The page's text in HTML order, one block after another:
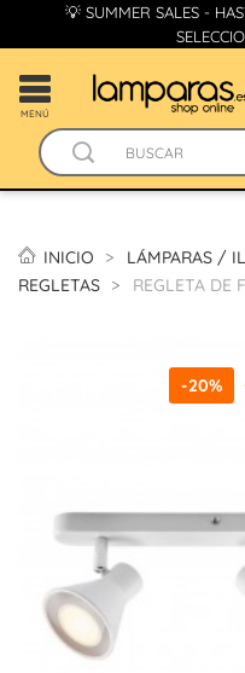
💡 SUMMER SALES -
MENÚ
INICIO LÁMPARAS /
REGLETAS
REGLETA DE
-20%